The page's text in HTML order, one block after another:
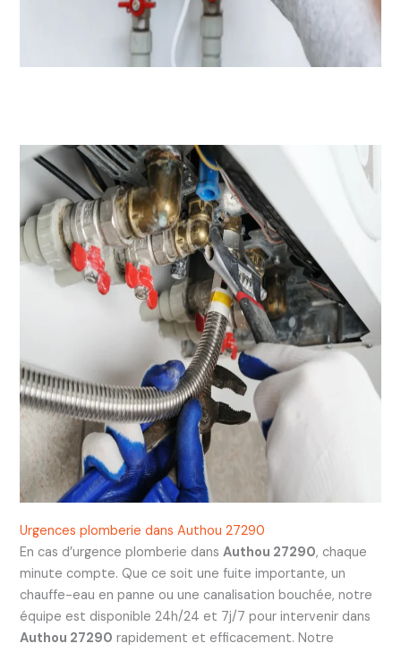
Urgences plomberie dans Authou 27290
En cas d’urgence plomberie dans Authou 27290, chaque
minute compte. Que ce soit une fuite importante, un
chauffe-eau en panne ou une canalisation bouchée, notre
équipe est disponible 24h/24 et 7j/7 pour intervenir dans
Authou 27290 rapidement et efficacement. Notre